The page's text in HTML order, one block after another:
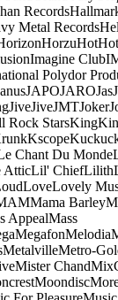
Records
Metal Records
HorzuHot
Imagine Club
Polydor
JAPOJAROJas
JiveJiveJMTJoker
Rock StarsKing
Kscope
Chant Du Monde
AtticLil' ChiefLilith
LoveLovely
Mama Barley
AppealMass
MegafonMelodia
MetalvilleMetro-
Mister Chand
Moondisc